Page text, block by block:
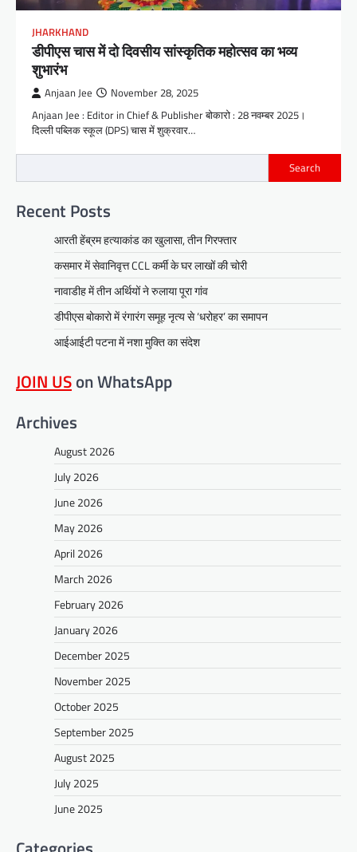
JHARKHAND
डीपीएस चास में दो दिवसीय सांस्कृतिक महोत्सव का भव्य
शुभारंभ
Anjaan Jee November 28, 2025
Anjaan Jee : Editor in Chief & Publisher बोकारो : 28 नवम्बर 2025।
दिल्ली पब्लिक स्कूल (DPS) चास में शुक्रवार…
Search
Recent Posts
आरती हेंब्रम हत्याकांड का खुलासा, तीन गिरफ्तार
कसमार में सेवानिवृत्त CCL कर्मी के घर लाखों की चोरी
नावाडीह में तीन अर्थियों ने रुलाया पूरा गांव
डीपीएस बोकारो में रंगारंग समूह नृत्य से ‘धरोहर’ का समापन
आईआईटी पटना में नशा मुक्ति का संदेश
JOIN USon WhatsApp
Archives
August 2026
July 2026
June 2026
May 2026
April 2026
March 2026
February 2026
January 2026
December 2025
November 2025
October 2025
September 2025
August 2025
July 2025
June 2025